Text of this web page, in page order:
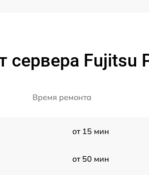
Fujitsu
Время ремонта
от 15 мин
от 50 мин